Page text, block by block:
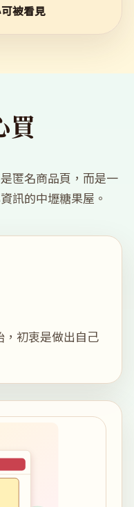
被看見
買
匿名商品頁，而是一
訊的中壢糖果屋。
，初衷是做出自己